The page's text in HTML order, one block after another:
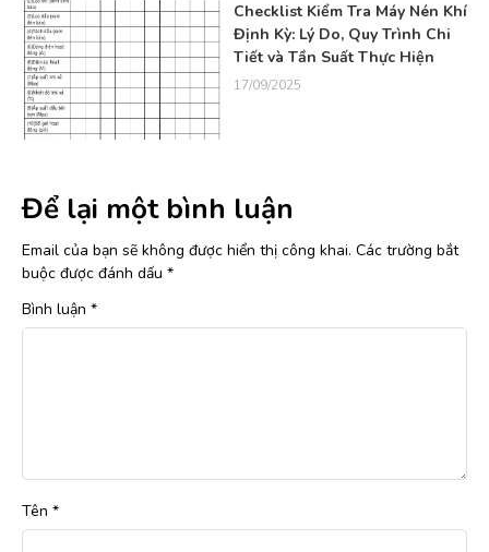
Checklist Kiểm Tra Máy Nén Khí
Định Kỳ: Lý Do, Quy Trình Chi
Tiết và Tần Suất Thực Hiện
17/09/2025
Để lại một bình luận
Email của bạn sẽ không được hiển thị công khai. Các trường bắt
buộc được đánh dấu *
Bình luận *
Tên *